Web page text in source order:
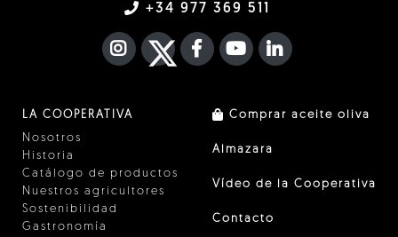
+34 977 369 511
INSTAGRAM
TWITTER
FACEBOOK F
YOUTUBEFA LINKEDIN
LA COOPERATIVA
Nosotros
Historia
Catálogo de productos
Nuestros agricultores
Sostenibilidad
Gastronomía
Comprar aceite oliva
Almazara
Vídeo de la Cooperativa
Contacto